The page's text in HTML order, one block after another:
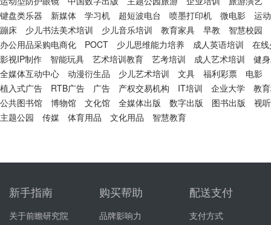
键盘类乐器
新媒体 学习机 超短波电台 喷墨打印机 微电影
运
蹦床
少儿书法美术培训 少儿音乐培训 教育家具 早教
智慧校园
办公用品采购电商化
POCT 少儿思维能力培养 成人英语培训
在
影视IP制作
智能玩具 艺术培训教育 艺考培训 成人艺术培训
健
全媒体互动中心
动漫衍生品 少儿艺术培训 文具 福利彩票
电影
植入式广告
RTB广告 广告 产权交易机构 IT培训 企业大学
教
公共图书馆
博物馆 文化馆 全媒体出版 数字出版 图书出版
视
主题公园
传媒 体育用品 文化用品 智慧教育
新手指南
关于前瞻研究院
购买帮助
品牌影响力
配送支付
支付方式